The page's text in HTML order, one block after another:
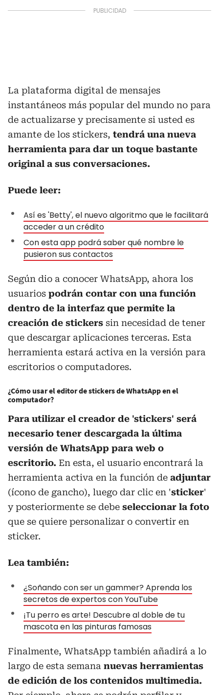
La plataforma digital de mensajes
instantáneos más popular del mundo no para
de actualizarse y precisamente si usted es
amante de los stickers, tendrá una nueva
herramienta para dar un toque bastante
original a sus conversaciones.
Puede leer:
Así es 'Betty', el nuevo algoritmo que le facilitará
acceder a un crédito
Con esta app podrá saber qué nombre le
pusieron sus contactos
Según dio a conocer WhatsApp, ahora los
usuarios podrán contar con una función
dentro de la interfaz que permite la
creación de stickers sin necesidad de tener
que descargar aplicaciones terceras. Esta
herramienta estará activa en la versión para
escritorios o computadores.
¿Cómo usar el editor de stickers de WhatsApp en el
computador?
Para utilizar el creador de 'stickers' será
necesario tener descargada la última
versión de WhatsApp para web o
escritorio. En esta, el usuario encontrará la
herramienta activa en la función de adjuntar
(ícono de gancho), luego dar clic en 'sticker'
y posteriormente se debe seleccionar la foto
que se quiere personalizar o convertir en
sticker.
Lea también:
¿Soñando con ser un gammer? Aprenda los
secretos de expertos con YouTube
¡Tu perro es arte! Descubre al doble de tu
mascota en las pinturas famosas
Finalmente, WhatsApp también añadirá a lo
largo de esta semana nuevas herramientas
de edición de los contenidos multimedia.